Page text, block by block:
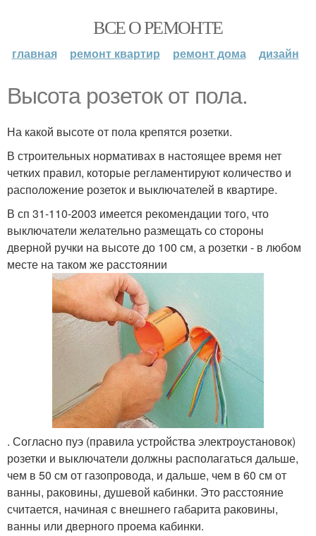
ВСЕ О РЕМОНТЕ
главная ремонт квартир ремонт дома дизайн
Высота розеток от пола.
На какой высоте от пола крепятся розетки.
В строительных нормативах в настоящее время нет
четких правил, которые регламентируют количество и
расположение розеток и выключателей в квартире.
В сп 31-110-2003 имеется рекомендации того, что
выключатели желательно размещать со стороны
дверной ручки на высоте до 100 см, а розетки - в любом
месте на таком же расстоянии
. Согласно пуэ (правила устройства электроустановок)
розетки и выключатели должны располагаться дальше,
чем в 50 см от газопровода, и дальше, чем в 60 см от
ванны, раковины, душевой кабинки. Это расстояние
считается, начиная с внешнего габарита раковины,
ванны или дверного проема кабинки.